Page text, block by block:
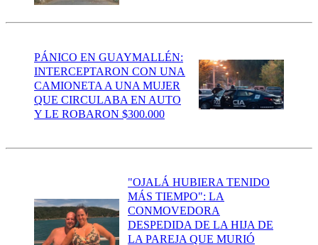
PÁNICO EN GUAYMALLÉN:
INTERCEPTARON CON UNA
CAMIONETA A UNA MUJER
QUE CIRCULABA EN AUTO
Y LE ROBARON $300.000
"OJALÁ HUBIERA TENIDO
MÁS TIEMPO": LA
CONMOVEDORA
DESPEDIDA DE LA HIJA DE
LA PAREJA QUE MURIÓ